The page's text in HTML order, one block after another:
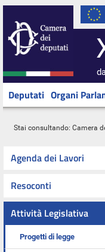
Deputati Organi
Stai consultando: Camera
Agenda dei Lavori
Resoconti
Attività Legislativa
Progetti di legge